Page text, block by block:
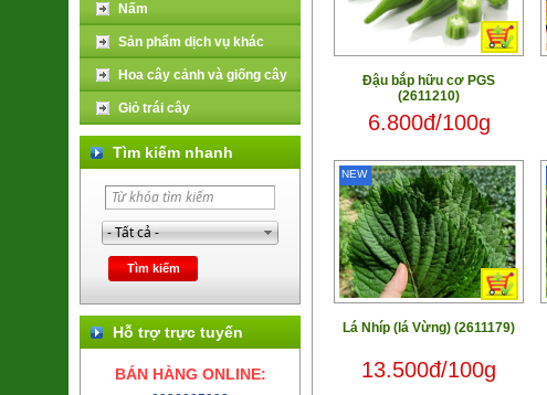
Nấm
Sản phẩm dịch vụ khác
Hoa cây cảnh và giống cây
Giỏ trái cây
Tìm kiếm nhanh
Hỗ trợ trực tuyến
BÁN HÀNG ONLINE:
Đậu bắp hữu cơ PGS
(2611210)
6.800đ/100g
Lá Nhíp (lá Vừng) (2611179)
13.500đ/100g
NEW